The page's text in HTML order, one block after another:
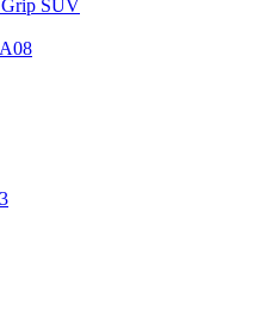
SUV